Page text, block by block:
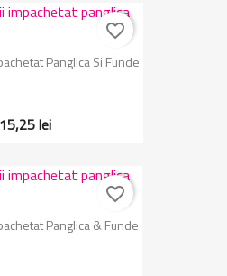
Panglica Si Funde
15,25 lei
favorite_border
Panglica & Funde
favorite_border